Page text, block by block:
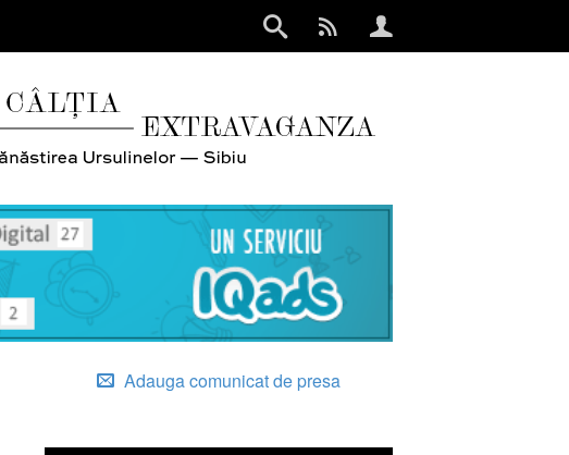
Adauga comunicat de presa